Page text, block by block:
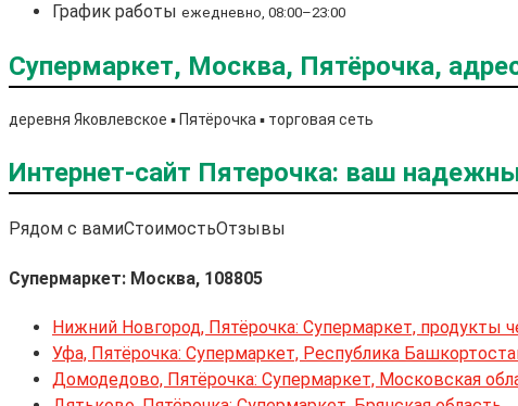
График работы ежедневно, 08:00–23:00
Супермаркет, Москва, Пятёрочка,
деревня Яковлевское ▪️ Пятёрочка ▪️ торговая сеть
Интернет-сайт Пятерочка: ваш
Рядом с вамиСтоимостьОтзывы
Супермаркет: Москва, 108805
Нижний Новгород, Пятёрочка: Супермаркет, продукты
Уфа, Пятёрочка: Супермаркет, Республика
Домодедово, Пятёрочка: Супермаркет, Московская